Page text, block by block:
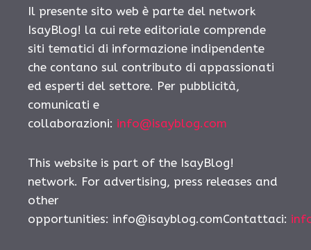
Il presente sito web è parte del network
IsayBlog! la cui rete editoriale comprende
siti tematici di informazione indipendente
che contano sul contributo di appassionati
ed esperti del settore. Per pubblicità,
comunicati e
collaborazioni: info@isayblog.com
This website is part of the IsayBlog!
network. For advertising, press releases and
other
opportunities: info@isayblog.comContattaci: